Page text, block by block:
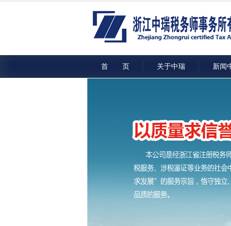
首 页 关于中瑞 新闻